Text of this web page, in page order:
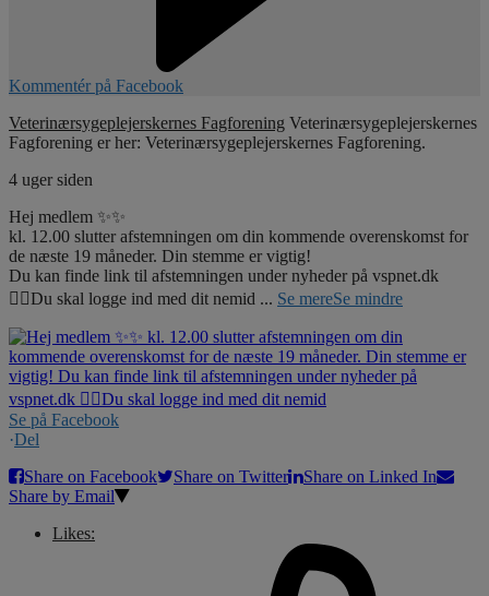
Kommentér på Facebook
Veterinærsygeplejerskernes Fagforening Veterinærsygeplejerskernes
Fagforening er her: Veterinærsygeplejerskernes Fagforening.
4 uger siden
Hej medlem ✨✨
kl. 12.00 slutter afstemningen om din kommende overenskomst for
de næste 19 måneder. Din stemme er vigtig!
Du kan finde link til afstemningen under nyheder på vspnet.dk
☝🏼Du skal logge ind med dit nemid ... Se mereSe mindre
Se på Facebook
·Del
Share on Facebook
Share on Twitter
Share on Linked In
Share by Email
Likes: